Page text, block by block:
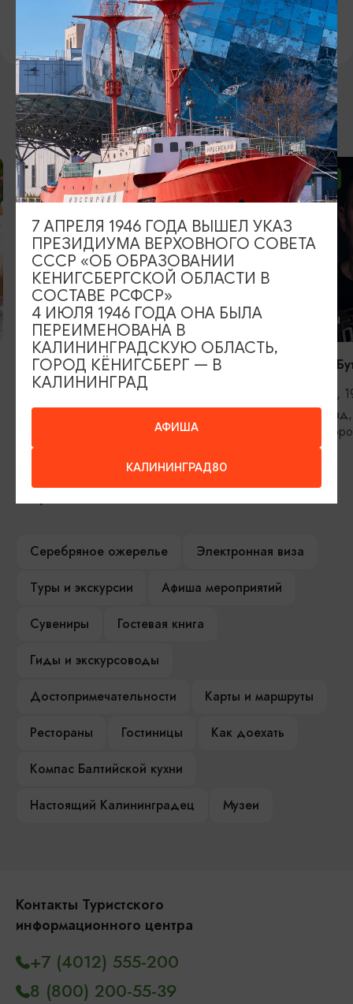
https://vk.com/artpro_yantarholl
ВОЗМОЖНО ВАС ЗАИНТЕРЕСУЕТ
ОТ 2500₽
КОНЦЕРТЫ
RADIO TAPOK
04.09.2026, 20:00
Калининград, РК «Резиденция
ОТ 1000₽
КОНЦЕРТЫ
Константин
11.09.2026,
ИЩИТЕ ТАКЖЕ НА НАШЕМ САЙТЕ
Серебряное ожерелье
Электронная виза
Туры и экскурсии
Афиша мероприятий
Сувениры
Гостевая книга
Гиды и экскурсоводы
Достопримечательности
Карты и маршруты
Рестораны
Гостиницы
Как доехать
Компас Балтийской кухни
Настоящий Калининградец
Музеи
Контакты Туристского
информационного центра
+7 (4012) 555-200
8 (800) 200-55-39
АФИША
КАЛИНИНГРАД80
7 АПРЕЛЯ 1946 ГОДА ВЫШЕЛ УКАЗ
ПРЕЗИДИУМА ВЕРХОВНОГО СОВЕТА
СССР «ОБ ОБРАЗОВАНИИ
КЕНИГСБЕРГСКОЙ ОБЛАСТИ В
СОСТАВЕ РСФСР»
4 ИЮЛЯ 1946 ГОДА ОНА БЫЛА
ПЕРЕИМЕНОВАНА В
КАЛИНИНГРАДСКУЮ ОБЛАСТЬ,
ГОРОД КЁНИГСБЕРГ — В
КАЛИНИНГРАД